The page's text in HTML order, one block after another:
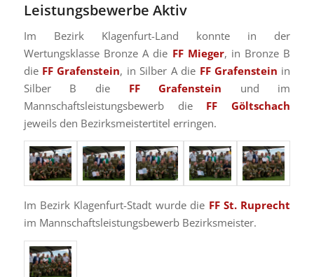
Leistungsbewerbe Aktiv
Im Bezirk Klagenfurt-Land konnte in der
Wertungsklasse Bronze A die FF Mieger, in Bronze B
die FF Grafenstein, in Silber A die FF Grafenstein in
Silber B die FF Grafenstein und im
Mannschaftsleistungsbewerb die FF Göltschach
jeweils den Bezirksmeistertitel erringen.
Im Bezirk Klagenfurt-Stadt wurde die FF St. Ruprecht
im Mannschaftsleistungsbewerb Bezirksmeister.